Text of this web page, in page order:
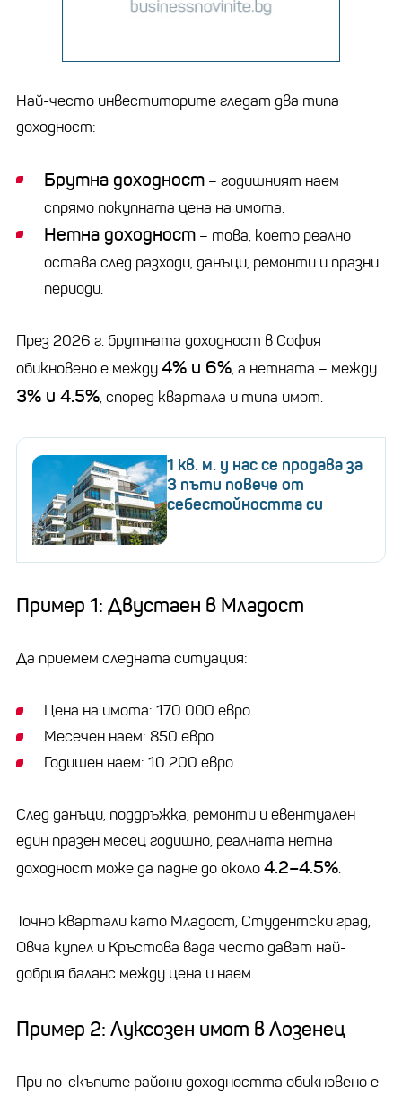
Най-често инвеститорите гледат два типа
доходност:
Брутна доходност – годишният наем
спрямо покупната цена на имота.
Нетна доходност – това, което реално
остава след разходи, данъци, ремонти и празни
периоди.
През 2026 г. брутната доходност в София
обикновено е между4% и 6%, а нетната – между
3% и 4.5%, според квартала и типа имот.
1 кв. м. у нас се продава за
3 пъти повече от
себестойността си
Пример 1: Двустаен в Младост
Да приемем следната ситуация:
Цена на имота: 170 000 евро
Месечен наем: 850 евро
Годишен наем: 10 200 евро
След данъци, поддръжка, ремонти и евентуален
един празен месец годишно, реалната нетна
доходност може да падне до около4.2–4.5%.
Точно квартали като Младост, Студентски град,
Овча купел и Кръстова вада често дават най-
добрия баланс между цена и наем.
Пример 2: Луксозен имот в Лозенец
При по-скъпите райони доходността обикновено е